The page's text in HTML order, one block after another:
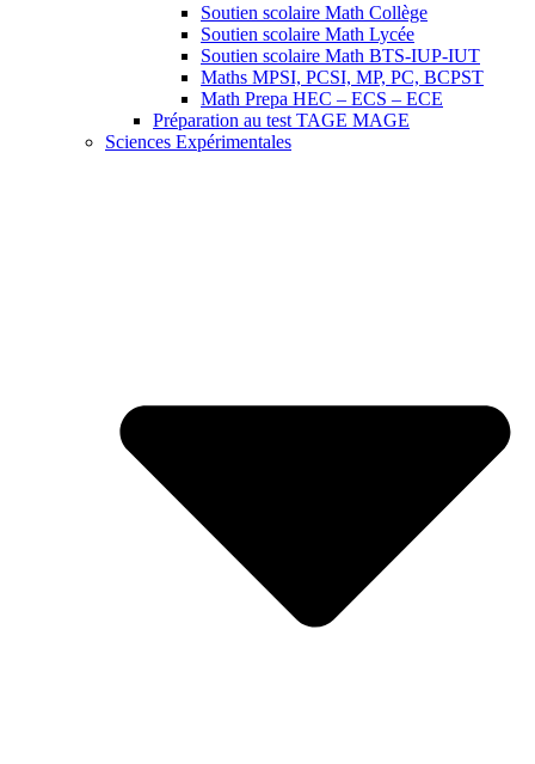
Soutien scolaire Math Collège
Soutien scolaire Math Lycée
Soutien scolaire Math BTS-IUP-IUT
Maths MPSI, PCSI, MP, PC, BCPST
Math Prepa HEC – ECS – ECE
Préparation au test TAGE MAGE
Sciences Expérimentales